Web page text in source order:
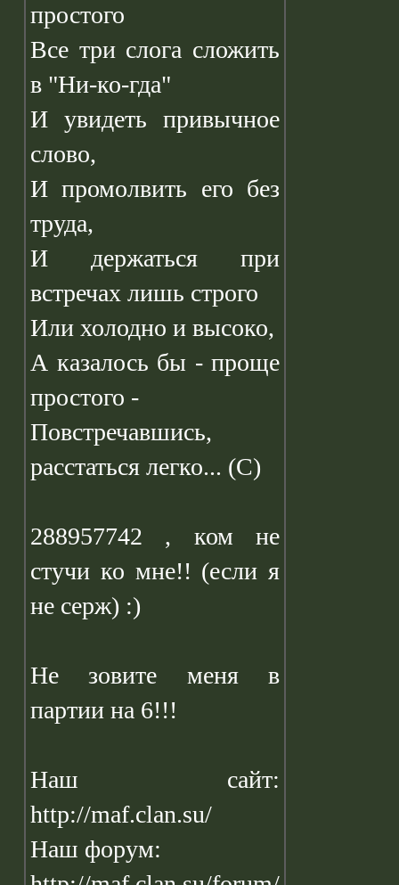
простого
Все три слога сложить
в "Ни-ко-гда"
И увидеть привычное
слово,
И промолвить его без
труда,
И держаться при
встречах лишь строго
Или холодно и высоко,
А казалось бы - проще
простого -
Повстречавшись,
расстаться легко... (С)
288957742 , ком не
стучи ко мне!! (если я
не серж) :)
Не зовите меня в
партии на 6!!!
Наш сайт:
http://maf.clan.su/
Наш форум: